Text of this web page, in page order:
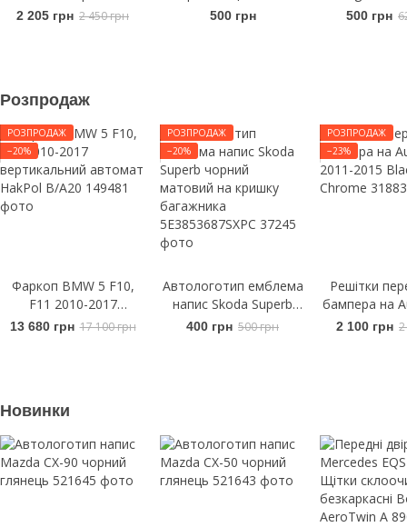
A5/S5/RS (B9) - RS5 -
2 205 грн 2 450 грн
2016- Sportback на
500 грн
L538
500 грн
Розпродаж
РОЗПРОДАЖ
−20%
Фаркоп BMW 5 F10,
F11 2010-2017
вертикальний автомат
13 680 грн 17 100 грн
РОЗПРОДАЖ
−20%
Автологотип емблема
напис Skoda Superb
чорний матовий на
400 грн 500 грн
РОЗПРОДАЖ
−23%
Решітки
бампера на
2011-
2 100 грн
Новинки